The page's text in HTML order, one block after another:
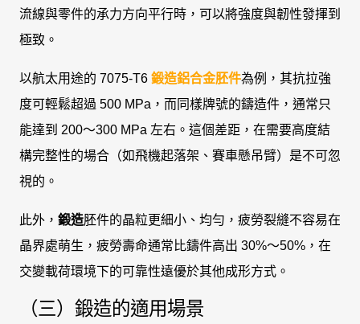
流線與零件的承力方向平行時，可以將強度與韌性發揮到
極致。
以航太用途的 7075-T6 鍛造鋁合金胚件為例，其抗拉強
度可輕鬆超過 500 MPa，而同樣牌號的鑄造件，通常只
能達到 200～300 MPa 左右。這個差距，在需要高度結
構完整性的場合（如飛機起落架、賽車懸吊臂）是不可忽
視的。
此外， 鍛造胚件的晶粒更細小、均勻，疲勞裂縫不容易在
晶界處萌生，疲勞壽命通常比鑄件高出 30%～50%，在
交變載荷環境下的可靠性遠優於其他成形方式。
（三）鍛造的適用場景